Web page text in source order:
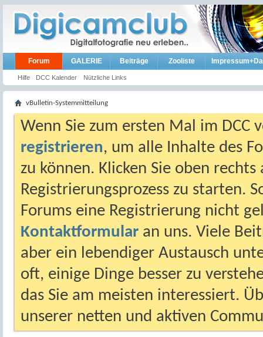
Forum
Hilfe DCC Kalender Nützliche Links
GALERIE Beiträge Zooliste
vBulletin-Systemmitteilung
Wenn Sie zum ersten Mal im DCC
registrieren, um alle Inhalte des
zu können. Klicken Sie oben
Registrierungsprozess zu starten.
Forums eine Registrierung nicht
Kontaktformular an uns. Viele
aber ein lebendiger Austausch
oft, einige Dinge besser zu
das Sie am meisten interessiert.
unserer netten und aktiven